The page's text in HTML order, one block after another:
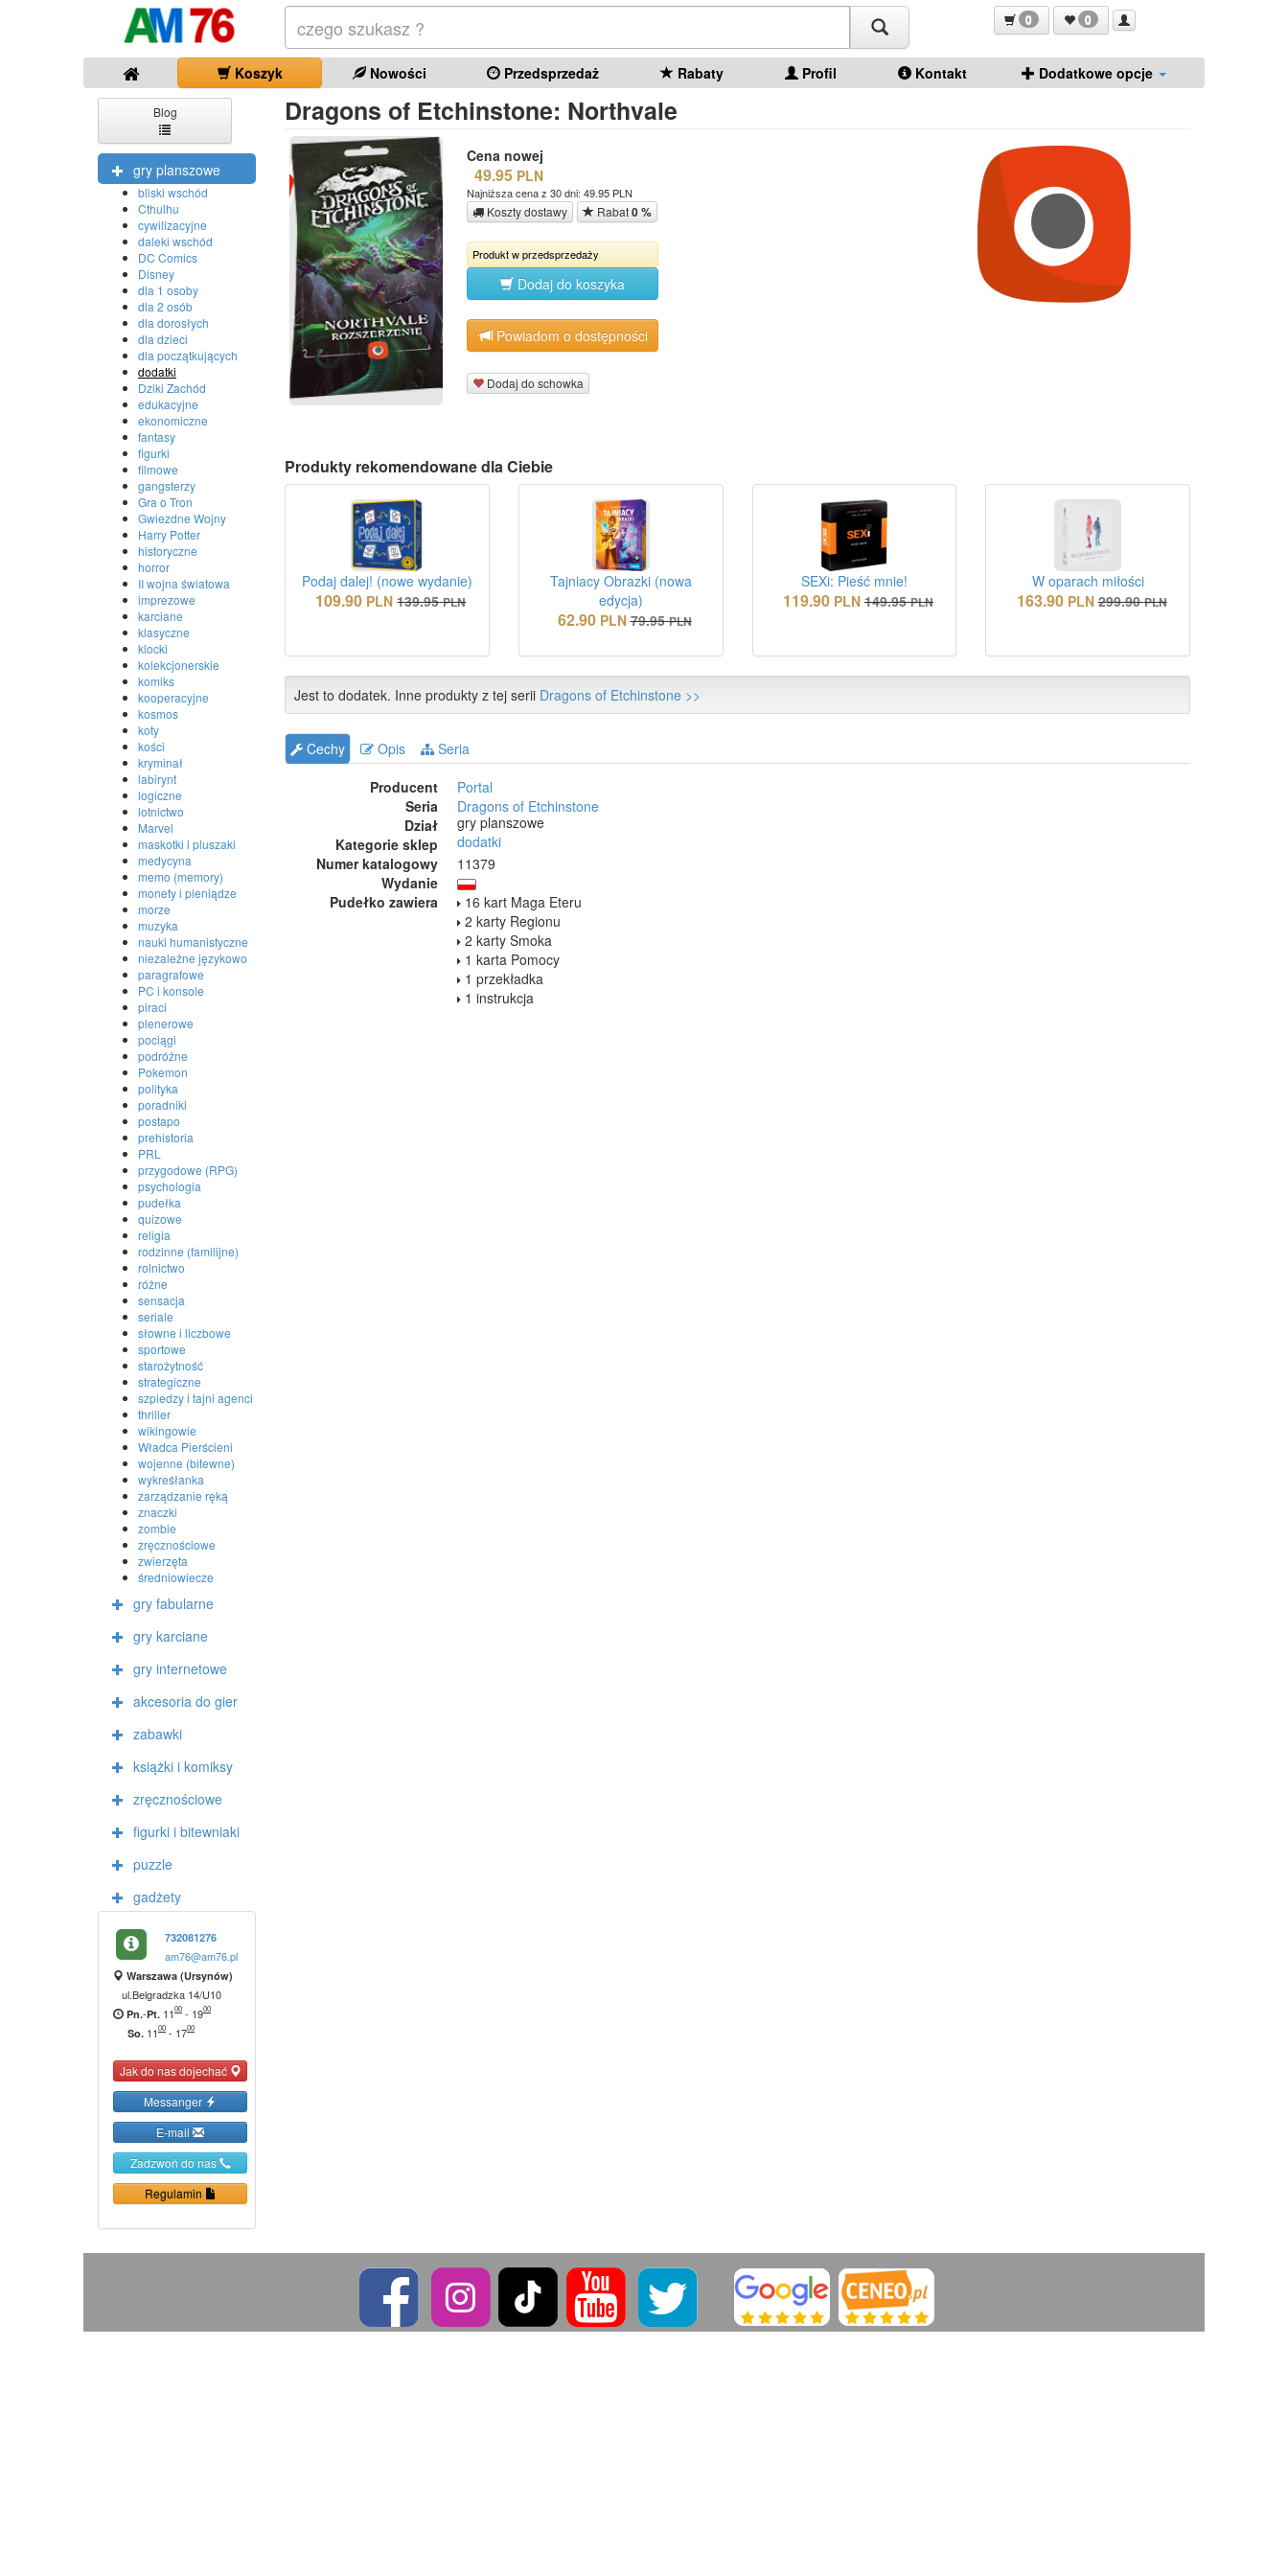
0 0
Koszyk Nowości Przedsprzedaż Rabaty Profil Kontakt Dodatkowe opcje
Blog
gry planszowe
bliski wschód
Cthulhu
cywilizacyjne
daleki wschód
DC Comics
Disney
dla 1 osoby
dla 2 osób
dla dorosłych
dla dzieci
dla początkujących
dodatki
Dziki Zachód
edukacyjne
ekonomiczne
fantasy
figurki
filmowe
gangsterzy
Gra o Tron
Gwiezdne Wojny
Harry Potter
historyczne
horror
II wojna światowa
imprezowe
karciane
klasyczne
klocki
kolekcjonerskie
komiks
kooperacyjne
kosmos
koty
kości
kryminał
labirynt
logiczne
lotnictwo
Marvel
maskotki i pluszaki
medycyna
memo (memory)
monety i pieniądze
morze
muzyka
nauki humanistyczne
niezależne językowo
paragrafowe
PC i konsole
piraci
plenerowe
pociągi
podróżne
Pokemon
polityka
poradniki
postapo
prehistoria
PRL
przygodowe (RPG)
psychologia
pudełka
quizowe
religia
rodzinne (familijne)
rolnictwo
różne
sensacja
seriale
słowne i liczbowe
sportowe
starożytność
strategiczne
szpiedzy i tajni agenci
thriller
wikingowie
Władca Pierścieni
wojenne (bitewne)
wykreśłanka
zarządzanie ręką
znaczki
zombie
zręcznościowe
zwierzęta
średniowiecze
gry fabularne
gry karciane
gry internetowe
akcesoria do gier
zabawki
książki i komiksy
zręcznościowe
figurki i bitewniaki
puzzle
gadżety
732081276
am76@am76.pl
Warszawa (Ursynów)
ul.Belgradzka 14/U10
Pn.-Pt. 1100 - 1900
So. 1100 - 1700
Jak do nas dojechać
Messanger
E-mail
Zadzwoń do nas
Regulamin
Dragons of Etchinstone: Northvale
Cena nowej
49.95 PLN
Najniższa cena z 30 dni: 49.95 PLN
Koszty dostawy Rabat0 %
Produkt w przedsprzedaży
Dodaj do koszyka
Powiadom o dostępności
Dodaj do schowka
Produkty rekomendowane dla Ciebie
Podaj dalej! (nowe wydanie)
109.90 PLN 139.95 PLN
Tajniacy Obrazki (nowa
edycja)
62.90 PLN 79.95 PLN
SEXi: Pieść mnie!
119.90 PLN 149.95 PLN
W oparach miłości
163.90 PLN 299.90 PLN
Jest to dodatek. Inne produkty z tej serii Dragons of Etchinstone >>
Cechy Opis
Seria
Producent
Portal
Seria
Dragons of Etchinstone
Dział
gry planszowe
Kategorie sklep
dodatki
Numer katalogowy
11379
Wydanie
Pudełko zawiera
16 kart Maga Eteru
2 karty Regionu
2 karty Smoka
1 karta Pomocy
1 przekładka
1 instrukcja